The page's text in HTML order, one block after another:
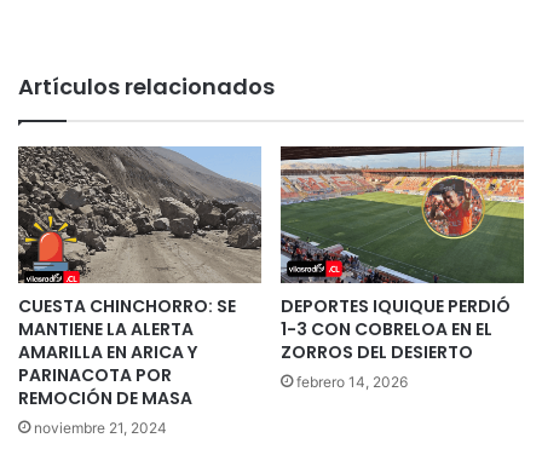
Artículos relacionados
CUESTA CHINCHORRO: SE
MANTIENE LA ALERTA
AMARILLA EN ARICA Y
PARINACOTA POR
REMOCIÓN DE MASA
noviembre 21, 2024
DEPORTES IQUIQUE PERDIÓ
1-3 CON COBRELOA EN EL
ZORROS DEL DESIERTO
febrero 14, 2026